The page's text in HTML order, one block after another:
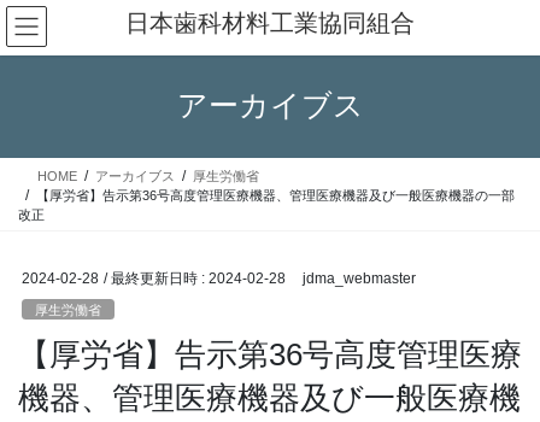
コ
ン
テ
ス
ナ
ビ
ゲ
ン
日本歯科材料工業協同組合
アーカイブス
HOME アーカイブス
厚生労働省
【厚労省】告示第36号高度管理医療機器、管理医療機器及び一般医療機器の一部
改正
2024-02-28 / 最終更新日時 : 2024-02-28 jdma_webmaster
厚生労働省
【厚労省】告示第36号高度管理医療
機器、管理医療機器及び一般医療機